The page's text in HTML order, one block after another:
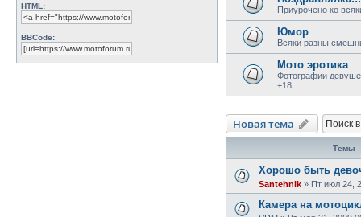
Приурочено ко
Юмор
Всяки разны
Мото эротика
Фотографии
+18
Новая тема
Темы
Хорошо быть
Santehnik » Пт июл 24,
Камера на
HTML:
BBCode: